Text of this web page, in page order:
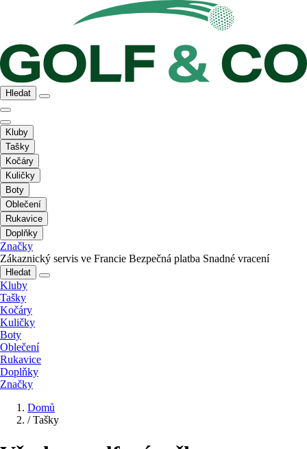
Hledat
Kluby
Tašky
Kočáry
Kuličky
Boty
Oblečení
Rukavice
Doplňky
Značky
Zákaznický servis ve Francie Bezpečná platba Snadné vracení
Hledat
Kluby
Tašky
Kočáry
Kuličky
Boty
Oblečení
Rukavice
Doplňky
Značky
Domů
/ Tašky